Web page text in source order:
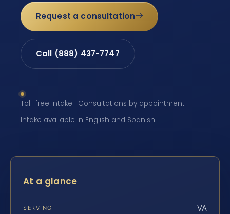
Request a consultation
Call (888) 437-7747
Toll-free intake · Consultations by appointment ·
Intake available in English and Spanish
At a glance
SERVING VA